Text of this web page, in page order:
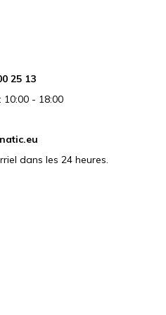
25 13
10:00 - 18:00
dans les 24 heures.